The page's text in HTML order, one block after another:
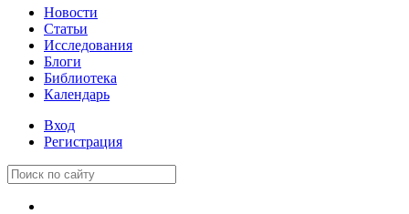
Новости
Статьи
Исследования
Блоги
Библиотека
Календарь
Вход
Регистрация